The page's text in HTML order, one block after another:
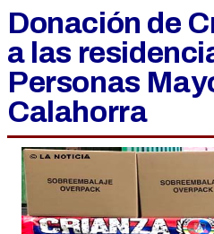
Donación de
a las
Personas
Calahorra